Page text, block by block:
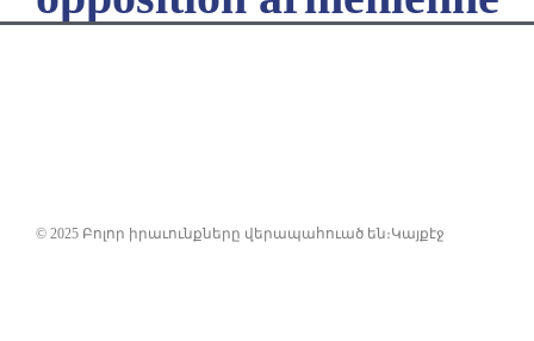
© 2025 Բոլոր իրաւունքները վերապահուած են։Կայքէջ